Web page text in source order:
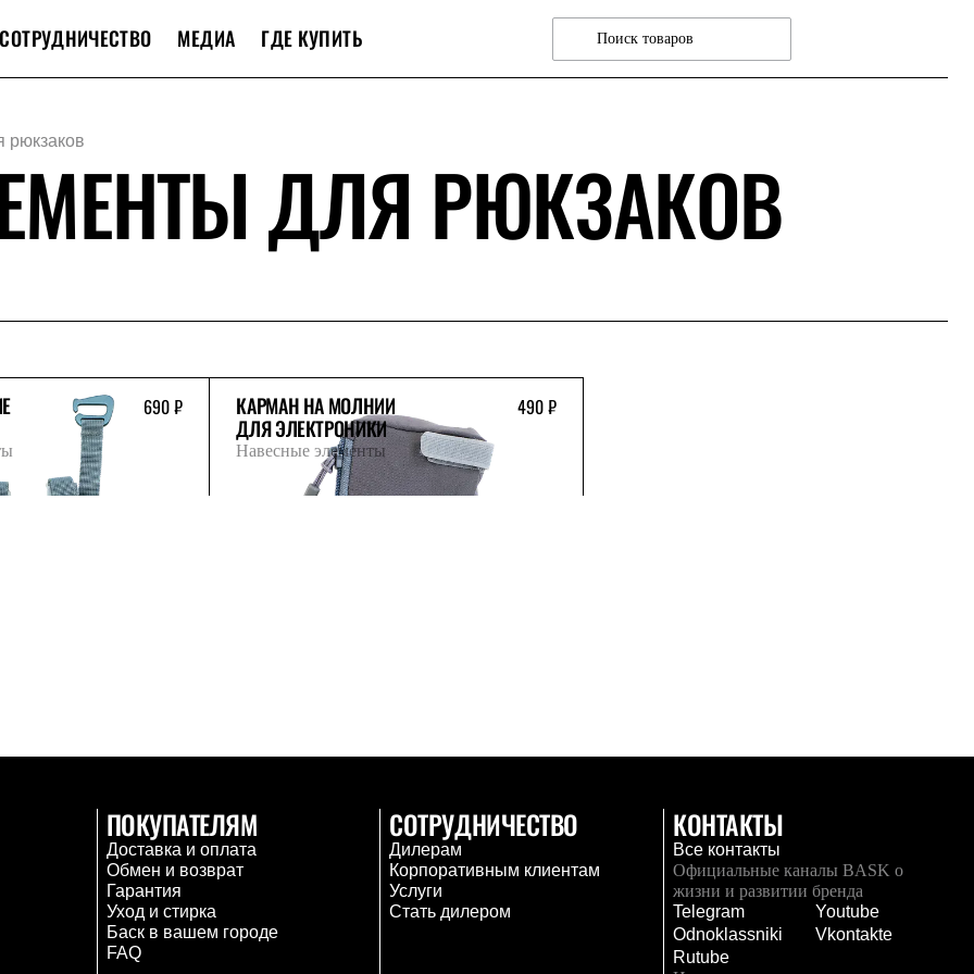
СОТРУДНИЧЕСТВО МЕДИА ГДЕ КУПИТЬ
рюкзаков
ДЛЯ РЮКЗАКОВ
690 ₽
КАРМАН НА МОЛНИИ
ДЛЯ ЭЛЕКТРОНИКИ
Навесные элементы
490 ₽
ПОКУПАТЕЛЯМ
Доставка и оплата
Обмен и возврат
Гарантия
Уход и стирка
Баск в вашем городе
FAQ
СОТРУДНИЧЕСТВО
Дилерам
Корпоративным клиентам
Услуги
Стать дилером
КОНТАКТЫ
Все контакты
Официальные каналы BASK о
жизни и развитии бренда
Telegram
Youtube
Odnoklassniki
Vkontakte
Rutube